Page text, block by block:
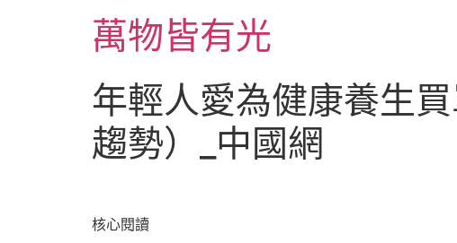
萬物皆有光
年輕人愛為健康養生
趨勢）_中國網
核心閱讀